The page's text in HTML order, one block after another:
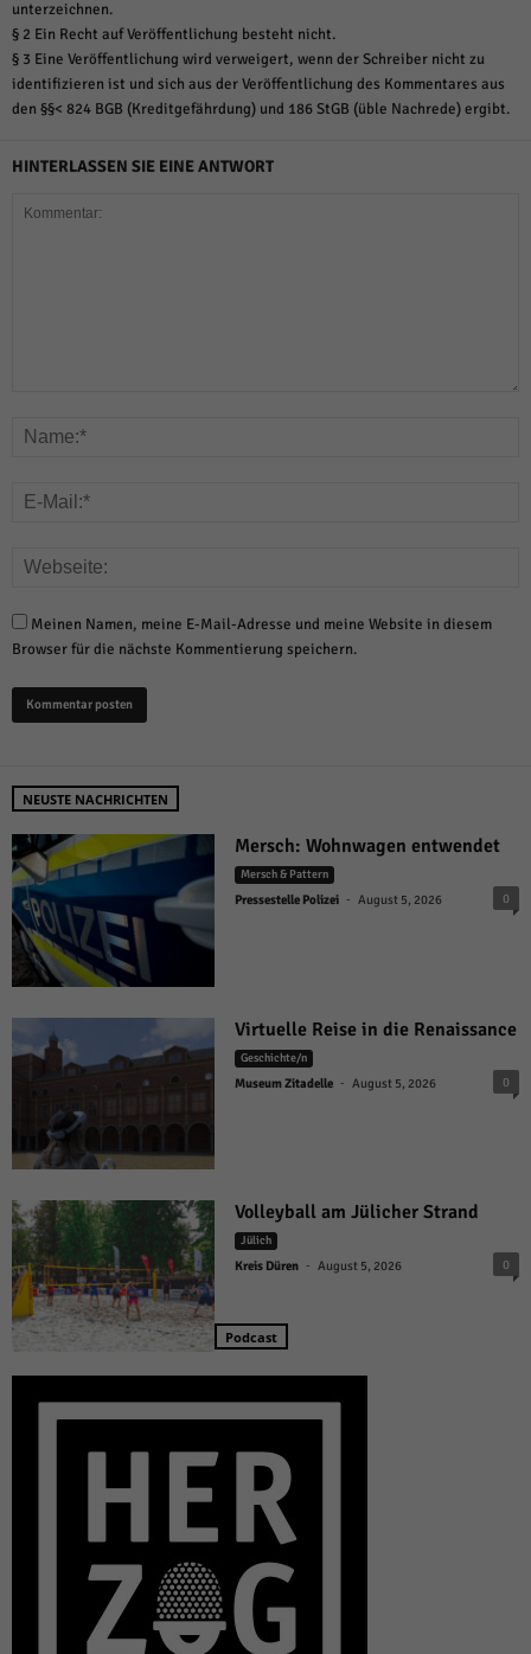
unterzeichnen.
§ 2 Ein Recht auf Veröffentlichung besteht nicht.
§ 3 Eine Veröffentlichung wird verweigert, wenn der Schreiber nicht zu
identifizieren ist und sich aus der Veröffentlichung des Kommentares aus
den §§< 824 BGB (Kreditgefährdung) und 186 StGB (üble Nachrede) ergibt.
HINTERLASSEN SIE EINE ANTWORT
Meinen Namen, meine E-Mail-Adresse und meine Website in diesem
Browser für die nächste Kommentierung speichern.
NEUSTE NACHRICHTEN
Mersch: Wohnwagen entwendet
Mersch & Pattern
Pressestelle Polizei - August 5, 2026 0
Virtuelle Reise in die Renaissance
Geschichte/n
Museum Zitadelle - August 5, 2026 0
Volleyball am Jülicher Strand
Jülich
Kreis Düren - August 5, 2026 0
Podcast